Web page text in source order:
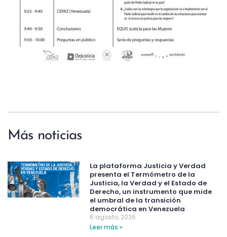
Más noticias
La plataforma Justicia y Verdad
presenta el Termómetro de la
Justicia, la Verdad y el Estado de
Derecho, un instrumento que mide
el umbral de la transición
democrática en Venezuela
6 agosto, 2026
Leer más »